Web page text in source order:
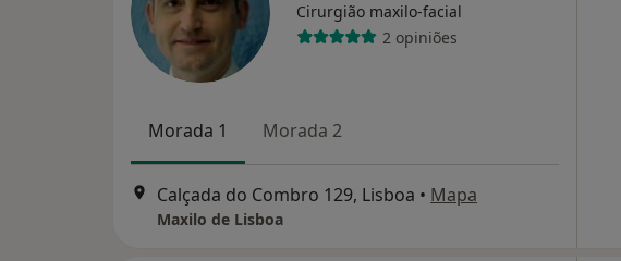
Cirurgião maxilo-facial
2 opiniões
Morada 1 Morada 2
Calçada do Combro 129, Lisboa • Mapa
Maxilo de Lisboa